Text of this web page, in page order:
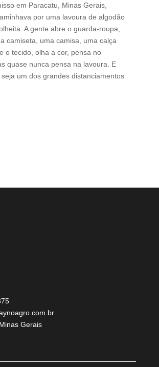
em Paracatu, Minas Gerais,
por uma lavoura de algodão
A gente abre o guarda-roupa,
camiseta, uma camisa, uma calça
o tecido, olha a cor, pensa no
quase nunca pensa na lavoura. E
um dos grandes distanciamentos
Gerais